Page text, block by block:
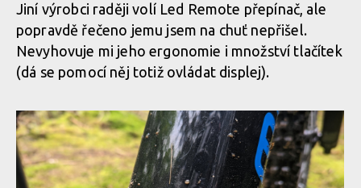
Čistý displej, žádné zbytečné kabely navíc
Testovací kolo Mondraker Crafty R
Testovací kolo Mondraker Crafty R
Testovací kolo Mondraker Crafty R
Jiní výrobci raději volí Led Remote přepínač, ale
popravdě řečeno jemu jsem na chuť nepřišel.
Nevyhovuje mi jeho ergonomie i množství tlačítek
(dá se pomocí něj totiž ovládat displej).